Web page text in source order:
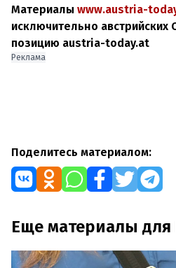
Материалы www.austria-
исключительно
позицию austria-today.at
Реклама
Поделитесь материалом:
Еще материалы для